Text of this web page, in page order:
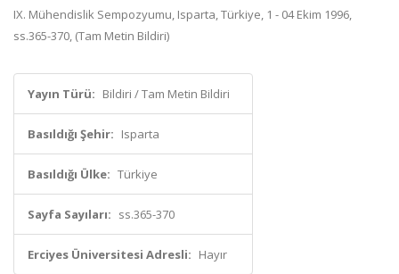
IX. Mühendislik Sempozyumu, Isparta, Türkiye, 1 - 04 Ekim 1996,
ss.365-370, (Tam Metin Bildiri)
Yayın Türü: Bildiri / Tam Metin Bildiri
Basıldığı Şehir: Isparta
Basıldığı Ülke: Türkiye
Sayfa Sayıları: ss.365-370
Erciyes Üniversitesi Adresli: Hayır